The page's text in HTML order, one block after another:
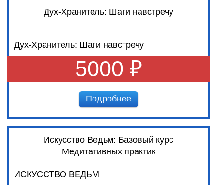
Дух-Хранитель: Шаги навстречу
Дух-Хранитель: Шаги навстречу
5000 ₽
Подробнее
Искусство Ведьм: Базовый курс
Медитативных практик
ИСКУССТВО ВЕДЬМ